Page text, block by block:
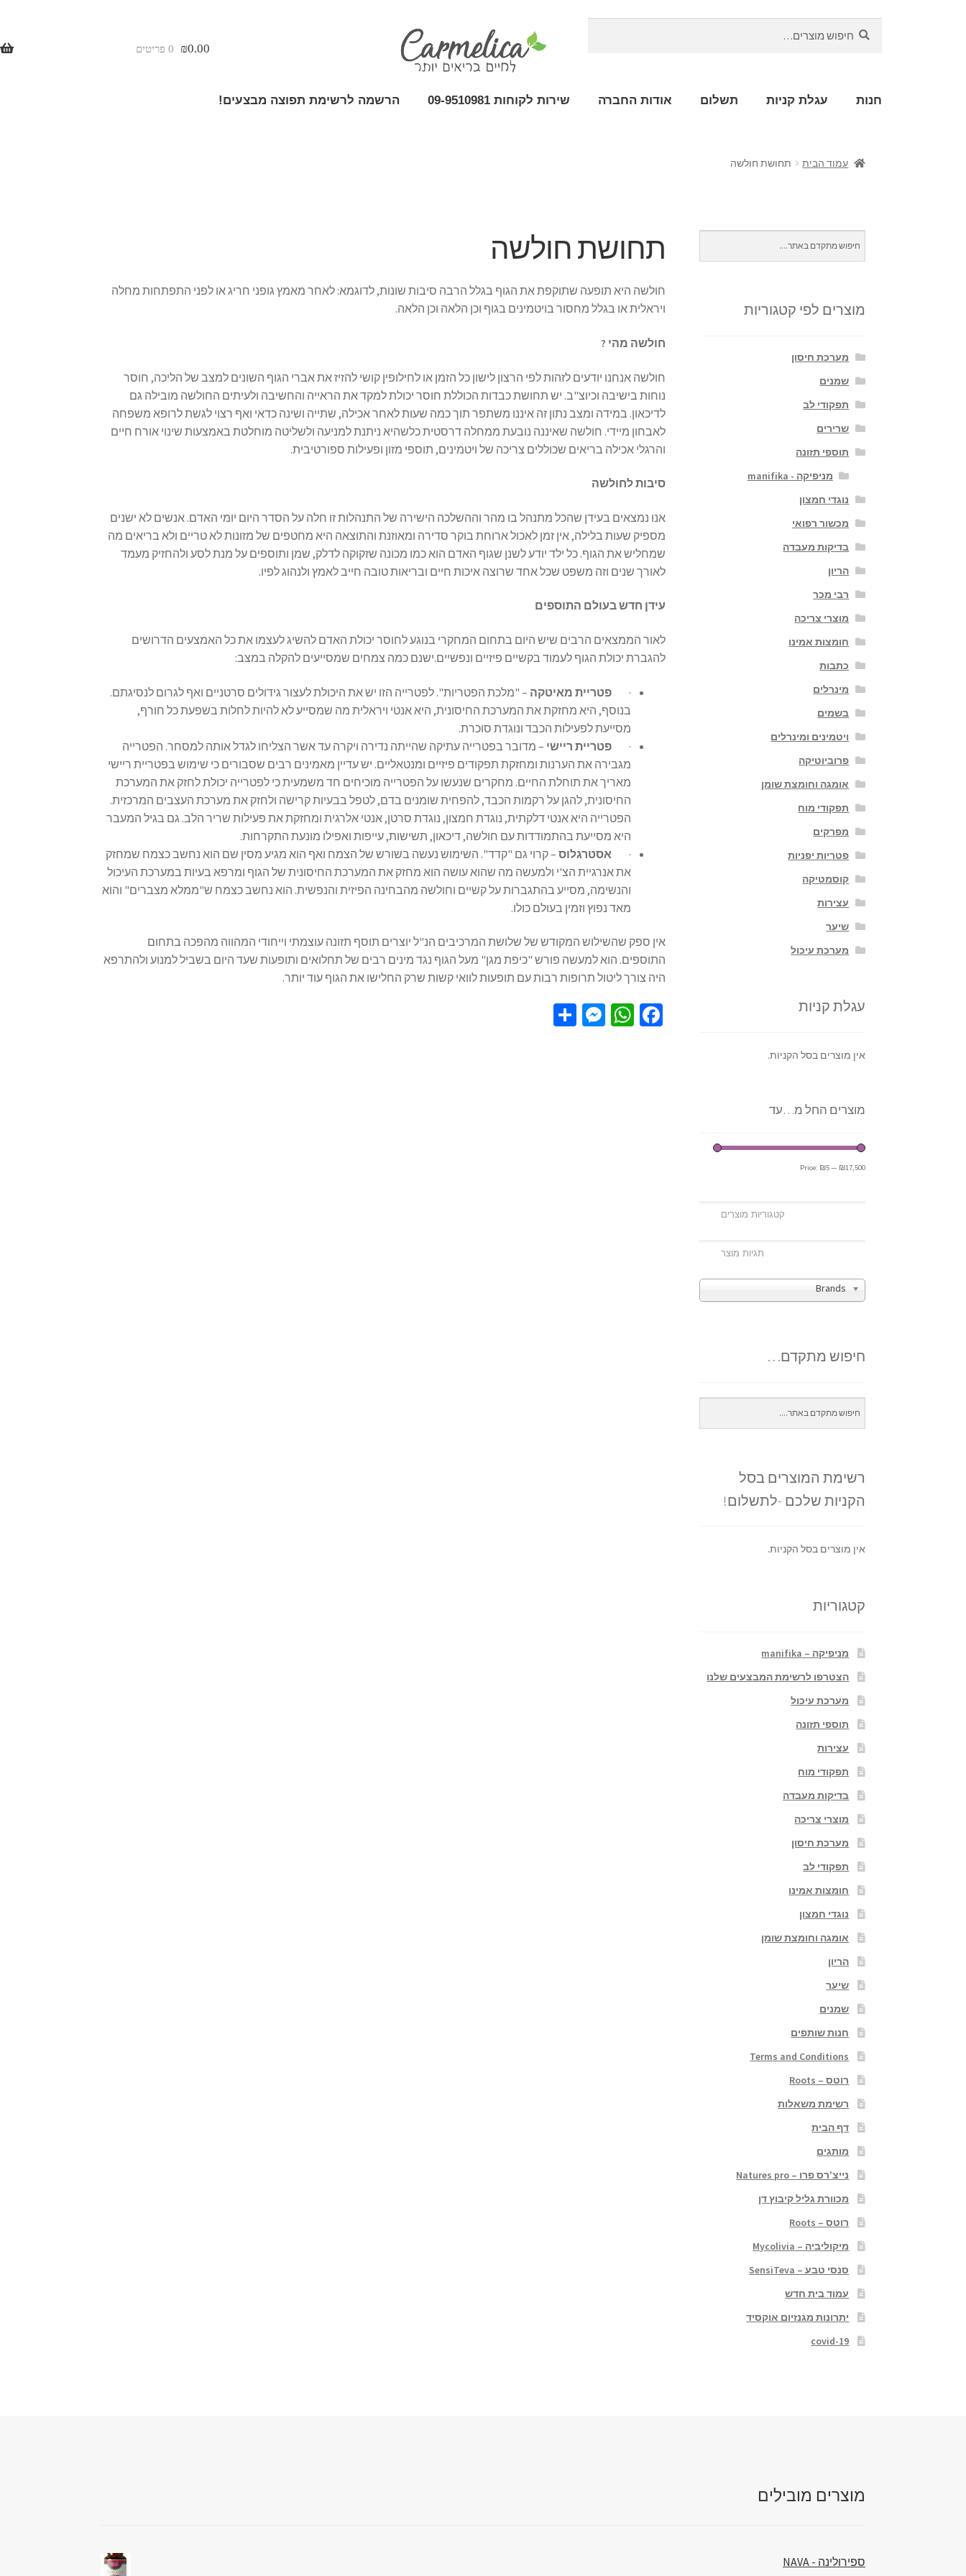
₪0.00 0 פריטים
חנות עגלת קניות תשלום אודות החברה שירות לקוחות 09-9510981 הרשמה לרשימת תפוצה מבצעים!
עמוד הבית תחושת חולשה
תחושת חולשה
חולשה היא תופעה שתוקפת את הגוף בגלל הרבה סיבות שונות, לדוגמא: לאחר מאמץ גופני חריג או לפני התפתחות מחלה
ויראלית או בגלל מחסור בויטמינים בגוף וכן הלאה וכן הלאה.
חולשה מהי ?
חולשה אנחנו יודעים לזהות לפי הרצון לישון כל הזמן או לחילופין קושי להזיז את אברי הגוף השונים למצב של הליכה, חוסר
נוחות בישיבה וכיוצ"ב. יש תחושת כבדות הכוללת חוסר יכולת למקד את הראייה והחשיבה ולעיתים החולשה מובילה גם
לדיכאון. במידה ומצב נתון זה איננו משתפר תוך כמה שעות לאחר אכילה, שתייה ושינה כדאי ואף רצוי לגשת לרופא משפחה
לאבחון מיידי. חולשה שאיננה נובעת ממחלה דרסטית כלשהיא ניתנת למניעה ולשליטה מוחלטת באמצעות שינוי אורח חיים
והרגלי אכילה בריאים שכוללים צריכה של ויטמינים, תוספי מזון ופעילות ספורטיבית.
סיבות לחולשה
אנו נמצאים בעידן שהכל מתנהל בו מהר וההשלכה הישירה של התנהלות זו חלה על הסדר היום יומי האדם. אנשים לא ישנים
מספיק שעות בלילה, אין זמן לאכול ארוחת בוקר סדירה ומאוזנת והתוצאה היא מחטפים של מזונות לא טריים ולא בריאים מה
שמחליש את הגוף. כל ילד יודע לשנן שגוף האדם הוא כמו מכונה שזקוקה לדלק, שמן ותוספים על מנת לסע ולהחזיק מעמד
לאורך שנים וזה משפט שכל אחד שרוצה איכות חיים ובריאות טובה חייב לאמץ ולנהוג לפיו.
עידן חדש בעולם התוספים
לאור הממצאים הרבים שיש היום בתחום המחקרי בנוגע לחוסר יכולת האדם להשיג לעצמו את כל האמצעים הדרושים
להגברת יכולת הגוף לעמוד בקשיים פיזיים ונפשיים.ישנם כמה צמחים שמסייעים להקלה במצב:
· פטריית מאיטקה – "מלכת הפטריות". לפטרייה הזו יש את היכולת לעצור גידולים סרטניים ואף לגרום לנסיגתם.
בנוסף, היא מחזקת את המערכת החיסונית, היא אנטי ויראלית מה שמסייע לא להיות לחלות בשפעת כל חורף,
מסייעת לפעילות הכבד ונוגדת סוכרת.
· פטריית ריישי – מדובר בפטרייה עתיקה שהייתה נדירה ויקרה עד אשר הצליחו לגדל אותה למסחר. הפטרייה
מגבירה את הערנות ומחזקת תפקודים פיזיים ומנטאליים. יש עדיין מאמינים רבים שסבורים כי שימוש בפטריית ריישי
מאריך את תוחלת החיים. מחקרים שנעשו על הפטרייה מוכיחים חד משמעית כי לפטרייה יכולת לחזק את המערכת
החיסונית, להגן על רקמות הכבד, להפחית שומנים בדם, לטפל בבעיות קרישה ולחזק את מערכת העצבים המרכזית.
הפטרייה היא אנטי דלקתית, נוגדת חמצון, נוגדת סרטן, אנטי אלרגית ומחזקת את פעילות שריר הלב. גם בגיל המעבר
היא מסייעת בהתמודדות עם חולשה, דיכאון, תשישות, עייפות ואפילו מונעת התקרחות.
· אסטרגלוס– קרוי גם "קדד". השימוש נעשה בשורש של הצמח ואף הוא מגיע מסין שם הוא נחשב כצמח שמחזק
את אנרגיית הצ'י ולמעשה מה שהוא עושה הוא מחזק את המערכת החיסונית של הגוף ומרפא בעיות במערכת העיכול
והנשימה, מסייע בהתגברות על קשיים וחולשה מהבחינה הפיזית והנפשית. הוא נחשב כצמח ש"ממלא מצברים" והוא
מאד נפוץ וזמין בעולם כולו.
אין ספק שהשילוש המקודש של שלושת המרכיבים הנ"ל יוצרים תוסף תזונה עוצמתי וייחודי המהווה מהפכה בתחום
התוספים. הוא למעשה פורש "כיפת מגן" מעל הגוף נגד מינים רבים של תחלואים ותופעות שעד היום בשביל למנוע ולהתרפא
היה צורך ליטול תרופות רבות עם תופעות לוואי קשות שרק החלישו את הגוף עוד יותר.
Fa
W
M
S
מוצרים לפי קטגוריות
מערכת חיסון
שמנים
תפקודי לב
שרירים
תוספי תזונה
מניפיקה - manifika
נוגדי חמצון
מכשור רפואי
בדיקות מעבדה
הריון
רבי מכר
מוצרי צריכה
חומצות אמינו
כתבות
מינרלים
בשמים
ויטמינים ומינרלים
פרוביוטיקה
אומגה וחומצת שומן
תפקודי מוח
מפרקים
פטריות יפניות
קוסמטיקה
עצירות
שיער
מערכת עיכול
עגלת קניות
אין מוצרים בסל הקניות.
מוצרים החל מ…עד
Price: ₪5— ₪17,500
Brands
חיפוש מתקדם…
רשימת המוצרים בסל
הקניות שלכם -לתשלום!
אין מוצרים בסל הקניות.
קטגוריות
מניפיקה – manifika
הצטרפו לרשימת המבצעים שלנו
מערכת עיכול
תוספי תזונה
עצירות
תפקודי מוח
בדיקות מעבדה
מוצרי צריכה
מערכת חיסון
תפקודי לב
חומצות אמינו
נוגדי חמצון
אומגה וחומצת שומן
הריון
שיער
שמנים
חנות שותפים
Terms and Conditions
רוטס – Roots
רשימת משאלות
דף הבית
מותגים
נייצ'רס פרו – Natures pro
מכוורת גליל קיבוץ דן
רוטס – Roots
מיקוליביה – Mycolivia
סנסי טבע – SensiTeva
עמוד בית חדש
יתרונות מגנזיום אוקסיד
covid-19
מוצרים מובילים
ספירולינה - NAVA